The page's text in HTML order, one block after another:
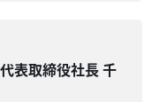
表取締役社長 千